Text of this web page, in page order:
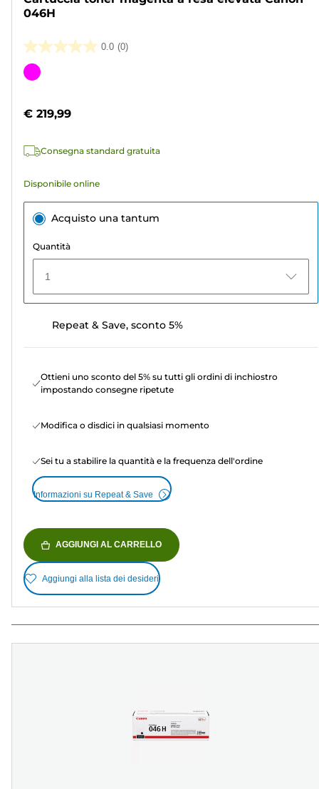
046H
0.0 (0)
0.0
su
Cartuccia
€ 219,99
Consegna standard gratuita
Disponibile online
Acquisto una tantum
Quantità
1
Repeat & Save, sconto 5%
Ottieni uno sconto del 5% su tutti gli ordini di inchiostro
impostando consegne ripetute
Modifica o disdici in qualsiasi momento
Sei tu a stabilire la quantità e la frequenza dell'ordine
Informazioni su Repeat & Save
AGGIUNGI AL CARRELLO
Aggiungi alla lista dei desideri